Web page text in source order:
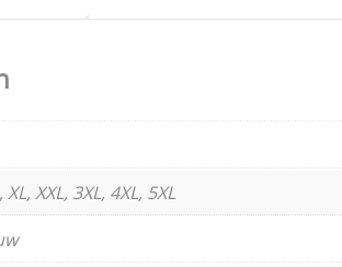
XL, XXL, 3XL, 4XL, 5XL